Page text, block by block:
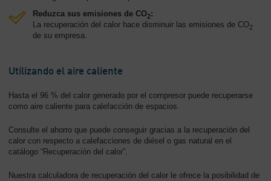
Reduzca sus emisiones de CO2:
La recuperación del calor hace disminuir las emisiones de CO2
de su empresa.
Utilizando el aire caliente
Hasta el 96 % del calor generado por el compresor puede recuperarse
como aire caliente para calefacción de espacios.
Consulte el ahorro que puede conseguir gracias a la recuperación del
calor con respecto a calefacciones de diésel o gas natural en el
catálogo “Recuperación del calor”.
Nuestra calculadora de recuperación del calor le ofrece la posibilidad de